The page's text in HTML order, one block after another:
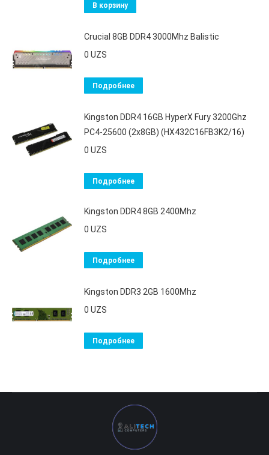
В корзину
Crucial 8GB DDR4 3000Mhz Balistic
0 UZS
Подробнее
Kingston DDR4 16GB HyperX Fury 3200Ghz
PC4-25600 (2x8GB) (HX432C16FB3K2/16)
0 UZS
Подробнее
Kingston DDR4 8GB 2400Mhz
0 UZS
Подробнее
Kingston DDR3 2GB 1600Mhz
0 UZS
Подробнее